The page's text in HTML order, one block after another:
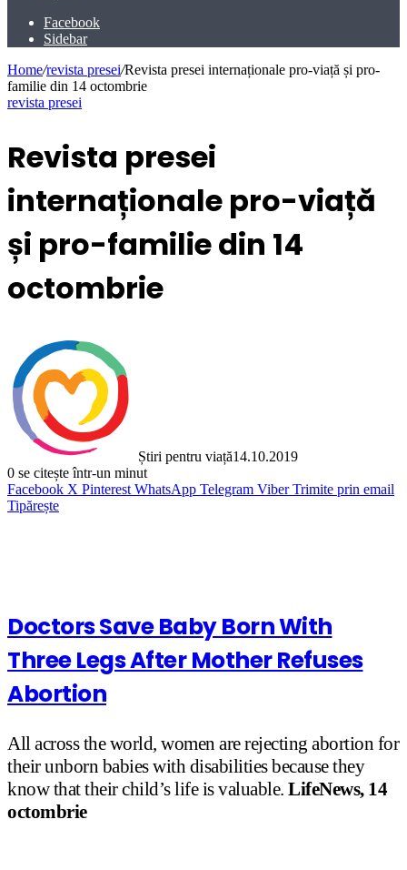
Facebook
Sidebar
Home/revista presei/Revista presei internaționale pro-viață și pro-
familie din 14 octombrie
revista presei
Revista presei
internaționale pro-viață
și pro-familie din 14
octombrie
Știri pentru viață14.10.2019
0 se citește într-un minut
Facebook X Pinterest WhatsApp Telegram Viber Trimite prin email
Tipărește
Doctors Save Baby Born With
Three Legs After Mother Refuses
Abortion
All across the world, women are rejecting abortion for
their unborn babies with disabilities because they
know that their child’s life is valuable. LifeNews, 14
octombrie